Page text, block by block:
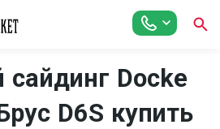
Docke
D6S купить